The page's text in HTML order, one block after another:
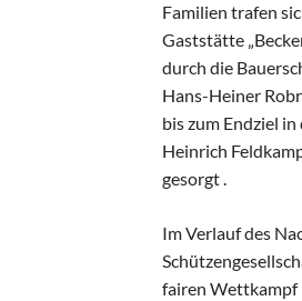
Familien trafen
Gaststätte
durch die
Hans-Heiner
bis zum Endziel
Heinrich
gesorgt .
Im Verlauf des
fairen Wettkampf